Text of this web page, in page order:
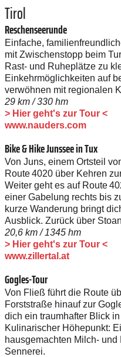
Tirol
Reschenseerunde
Einfache,
mit Zwischenstopp beim
Rast- und Ruheplätze zu
Einkehrmöglichkeiten auf
verwöhnen mit regionalen
29 km / 330 hm
> Hier geht's zur Tour <
www.nauders.com
Bike & Hike Junssee in Tux
Von Juns, einem Ortsteil
Route 4020 über Kehren
Weiter geht es auf Route
einer Gabelung rechts bis
kurze Wanderung bringt
Ausblick. Zurück über
20,6 km / 1345 hm
> Hier geht's zur Tour <
www.zillertal.at
Gogles-Tour
Von Fließ führt die Route
Forststraße hinauf zur
dich ein traumhafter Blick
Kulinarischer Höhepunkt:
hausgemachten Milch-
Sennerei.